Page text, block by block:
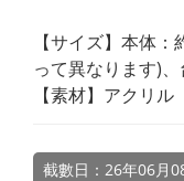
【サイズ】本体
って異なります)
【素材】アクリル
截數日：26年06月